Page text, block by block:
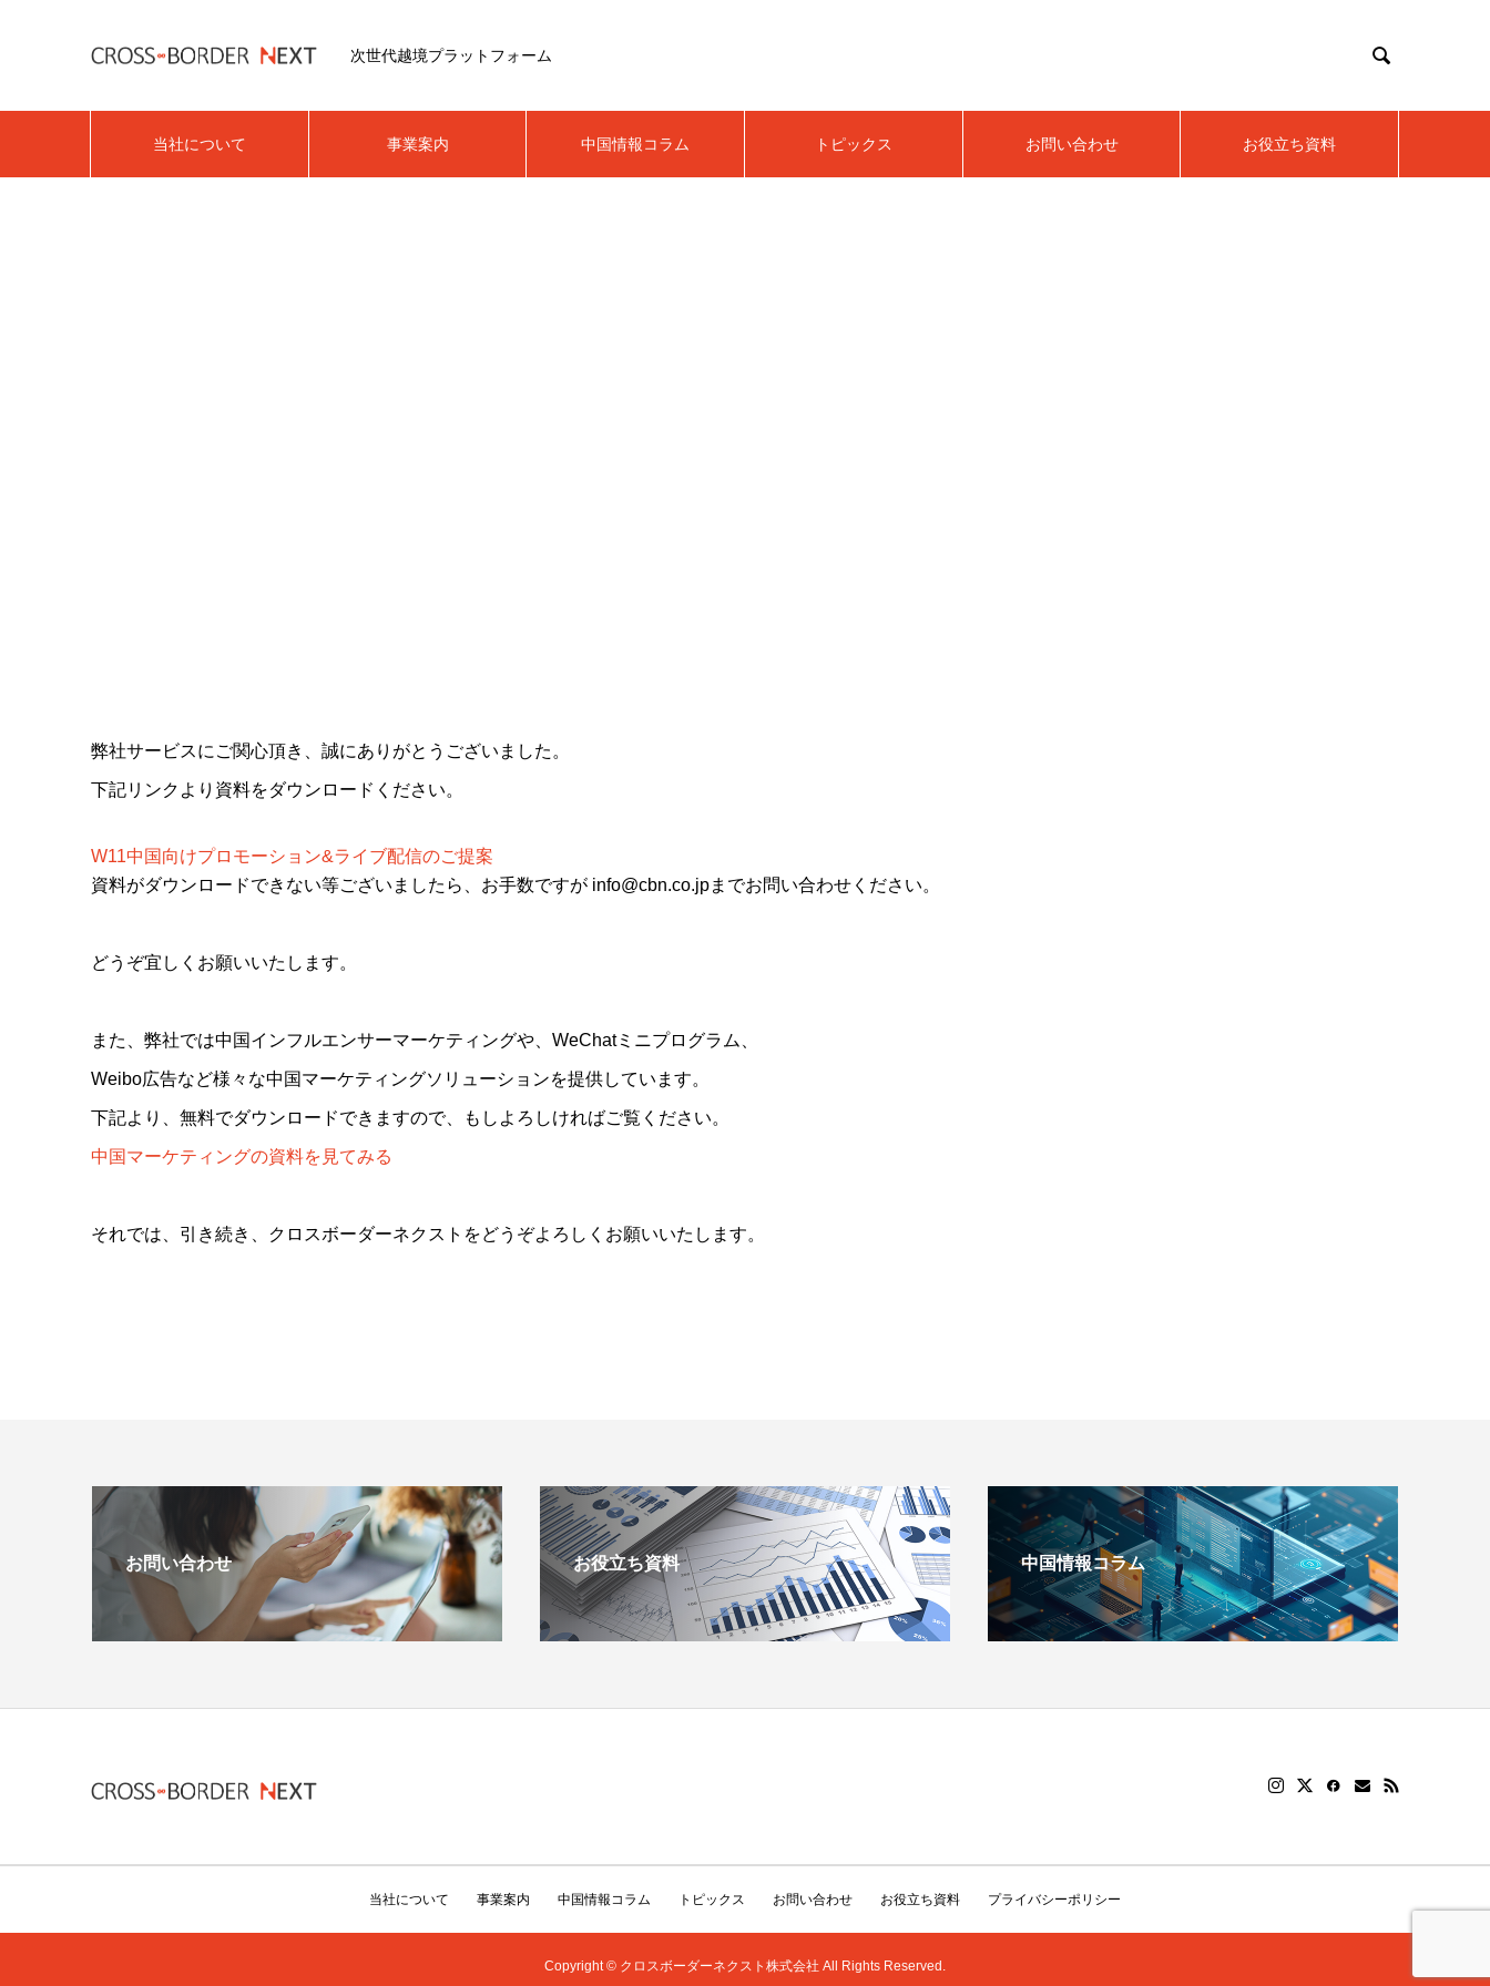
次世代越境プラットフォーム 
当社について 事業案内 中国情報コラム トピックス お問い合わせ お役立ち資料
弊社サービスにご関心頂き、誠にありがとうございました。
下記リンクより資料をダウンロードください。
W11中国向けプロモーション&ライブ配信のご提案
資料がダウンロードできない等ございましたら、お手数ですが info@cbn.co.jpまでお問い合わせください。
どうぞ宜しくお願いいたします。
また、弊社では中国インフルエンサーマーケティングや、WeChatミニプログラム、
Weibo広告など様々な中国マーケティングソリューションを提供しています。
下記より、無料でダウンロードできますので、もしよろしければご覧ください。
中国マーケティングの資料を見てみる
それでは、引き続き、クロスボーダーネクストをどうぞよろしくお願いいたします。
お問い合わせ お役立ち資料 中国情報コラム
当社について 事業案内 中国情報コラム トピックス お問い合わせ お役立ち資料 プライバシーポリシー
Copyright © クロスボーダーネクスト株式会社 All Rights Reserved.